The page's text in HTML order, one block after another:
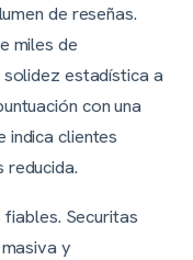
de reseñas.
miles de
estadística a
con una
indica clientes
Securitas
y